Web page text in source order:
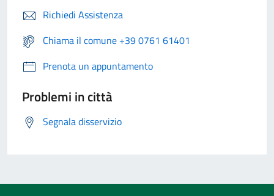
Richiedi Assistenza
Chiama il comune +39 0761 61401
Prenota un appuntamento
Problemi in città
Segnala disservizio